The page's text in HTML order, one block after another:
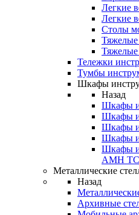
Легкие
Легкие
Столы
Тяжелые
Тяжелые
Тележки
Тумбы
Шкафы
Назад
Шкафы
Шкафы
Шкафы
Шкафы
Шкафы
AMH TC
Металлические
Назад
Архивные